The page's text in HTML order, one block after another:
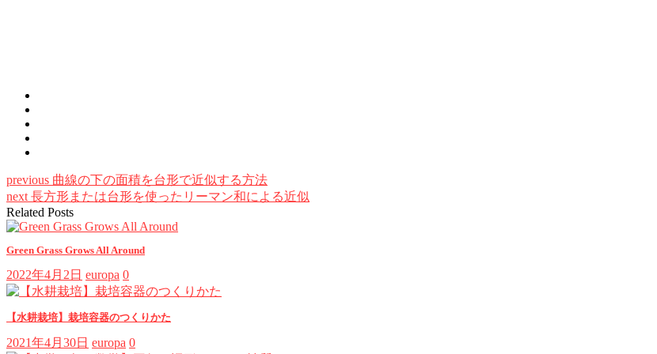
previous 曲線の下の面積を台形で近似する方法
next 長方形または台形を使ったリーマン和による近似
Related Posts
Green Grass Grows All Around
2022年4月2日 europa 0
【水耕栽培】栽培容器のつくりかた
2021年4月30日 europa 0